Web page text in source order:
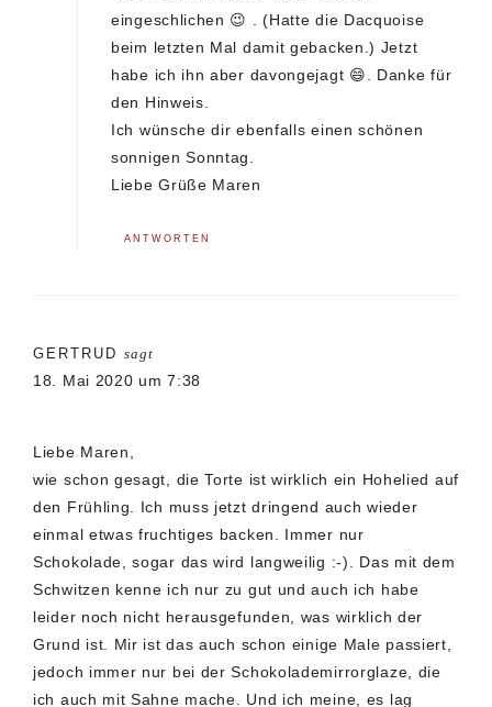
eingeschlichen 😉 . (Hatte die Dacquoise
beim letzten Mal damit gebacken.) Jetzt
habe ich ihn aber davongejagt 😄. Danke für
den Hinweis.
Ich wünsche dir ebenfalls einen schönen
sonnigen Sonntag.
Liebe Grüße Maren
ANTWORTEN
GERTRUD sagt
18. Mai 2020 um 7:38
Liebe Maren,
wie schon gesagt, die Torte ist wirklich ein Hohelied auf
den Frühling. Ich muss jetzt dringend auch wieder
einmal etwas fruchtiges backen. Immer nur
Schokolade, sogar das wird langweilig :-). Das mit dem
Schwitzen kenne ich nur zu gut und auch ich habe
leider noch nicht herausgefunden, was wirklich der
Grund ist. Mir ist das auch schon einige Male passiert,
jedoch immer nur bei der Schokolademirrorglaze, die
ich auch mit Sahne mache. Und ich meine, es lag